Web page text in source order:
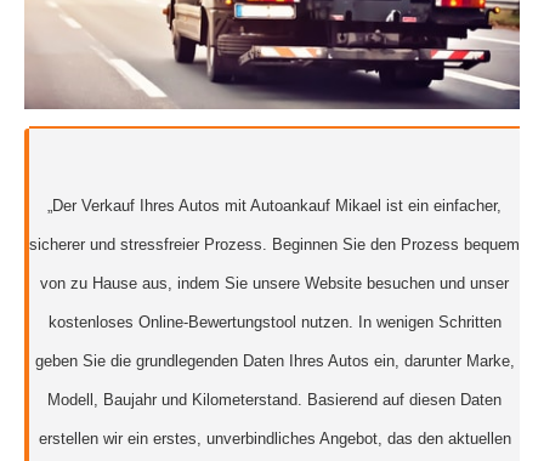
„Der Verkauf Ihres Autos mit Autoankauf Mikael ist ein einfacher,
sicherer und stressfreier Prozess. Beginnen Sie den Prozess bequem
von zu Hause aus, indem Sie unsere Website besuchen und unser
kostenloses Online-Bewertungstool nutzen. In wenigen Schritten
geben Sie die grundlegenden Daten Ihres Autos ein, darunter Marke,
Modell, Baujahr und Kilometerstand. Basierend auf diesen Daten
erstellen wir ein erstes, unverbindliches Angebot, das den aktuellen